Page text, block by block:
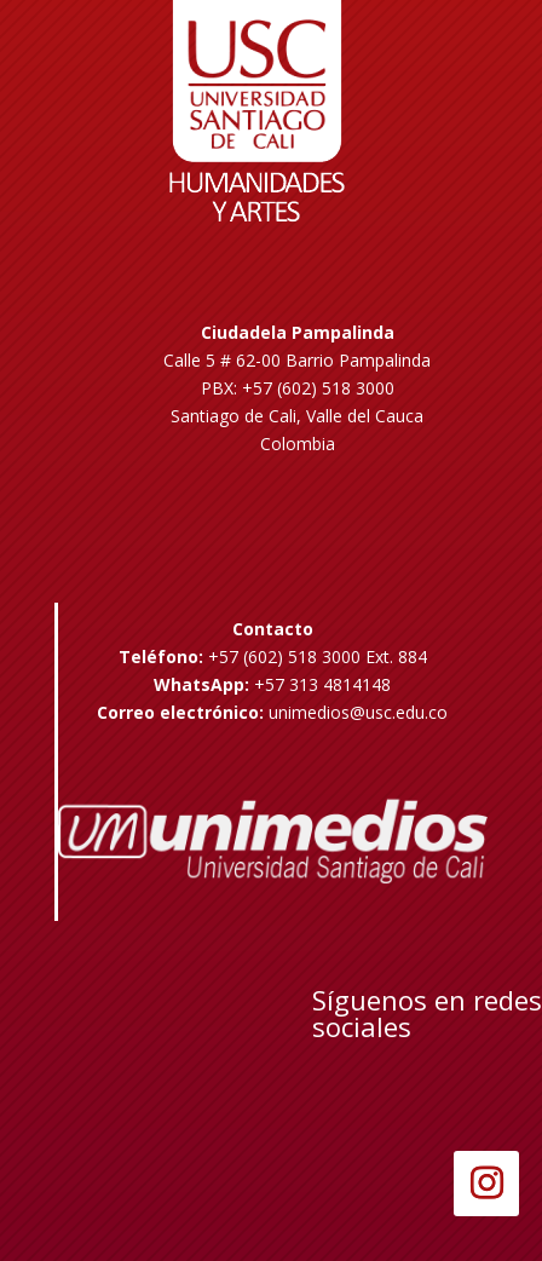
Ciudadela Pampalinda
Calle 5 # 62-00 Barrio Pampalinda
PBX: +57 (602) 518 3000
Santiago de Cali, Valle del Cauca
Colombia
Contacto
Teléfono: +57 (602) 518 3000 Ext. 884
WhatsApp: +57 313 4814148
Correo electrónico: unimedios@usc.edu.co
Síguenos en redes
sociales